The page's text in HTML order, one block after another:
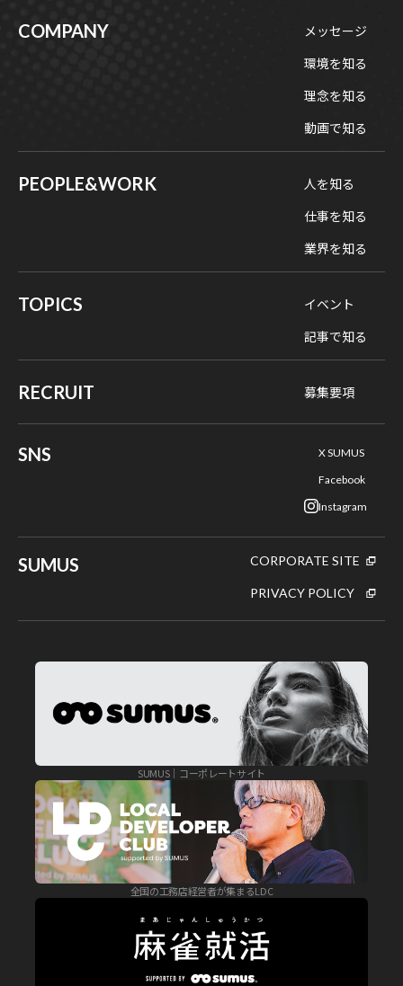
COMPANY
メッセージ
環境を知る
理念を知る
動画で知る
PEOPLE&WORK
人を知る
仕事を知る
業界を知る
RECRUIT 募集要項
TOPICS
イベント
記事で知る
SNS
X SUMUS
Facebook
Instagram
SUMUS CORPORATE SITE
PRIVACY POLICY
SUMUS｜コーポレートサイト
全国の工務店経営者が集まるLDC